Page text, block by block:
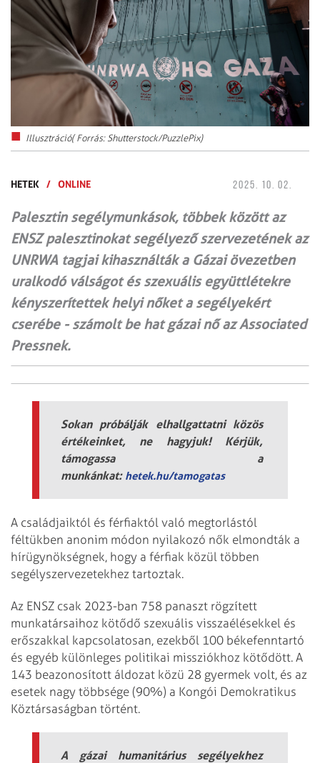
Illusztráció( Forrás: Shutterstock/PuzzlePix)
HETEK / ONLINE 2025. 10. 02.
Palesztin segélymunkások, többek között az
ENSZ palesztinokat segélyező szervezetének az
UNRWA tagjai kihasználták a Gázai övezetben
uralkodó válságot és szexuális együttlétekre
kényszerítettek helyi nőket a segélyekért
cserébe - számolt be hat gázai nő az Associated
Pressnek.
Sokan próbálják elhallgattatni közös
értékeinket, ne hagyjuk! Kérjük,
támogassa a
munkánkat: hetek.hu/tamogatas
A családjaiktól és férfiaktól való megtorlástól
féltükben anonim módon nyilakozó nők elmondták a
hírügynökségnek, hogy a férfiak közül többen
segélyszervezetekhez tartoztak.
Az ENSZ csak 2023-ban 758 panaszt rögzített
munkatársaihoz kötődő szexuális visszaélésekkel és
erőszakkal kapcsolatosan, ezekből 100 békefenntartó
és egyéb különleges politikai missziókhoz kötődött. A
143 beazonosított áldozat közü 28 gyermek volt, és az
esetek nagy többsége (90%) a Kongói Demokratikus
Köztársaságban történt.
A gázai humanitárius segélyekhez